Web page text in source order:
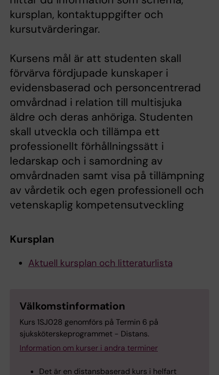
kursplan, kontaktuppgifter och
kursutvärderingar.
Kursens mål är att studenten skall
förvärva fördjupade kunskaper i
evidensbaserad och personcentrerad
omvårdnad i relation till multisjuka
äldre och deras anhöriga. Studenten
skall utveckla och tillämpa ett
professionellt förhållningssätt i
ledarskap och i samordning av
omvårdnaden samt visa på tillämpning
av vårdetik och egen professionell och
vetenskaplig kompetensutveckling
Kursplan
Aktuell kursplan och litteraturlista
Välkomstinformation
Kurs 1SJ028 genomförs på Termin 6 på
sjuksköterskeprogrammet - Distans.
Information om kurser i andra terminer
Det är en distansbaserad kurs i helfart